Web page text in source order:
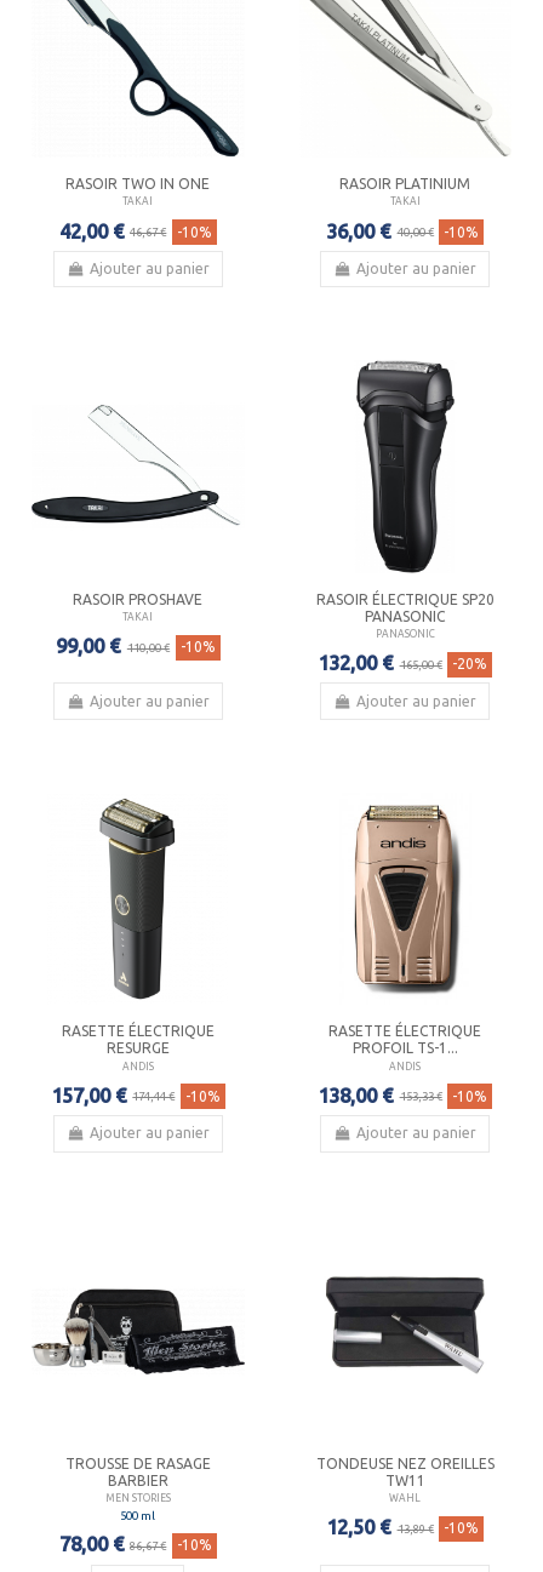
RASOIR TWO IN ONE
TAKAI
42,00 € 46,67 € -10%
Ajouter au panier
RASOIR PLATINIUM
TAKAI
36,00 € 40,00 € -10%
Ajouter au panier
RASOIR PROSHAVE
TAKAI
99,00 € 110,00 € -10%
Ajouter au panier
RASOIR ÉLECTRIQUE SP20
PANASONIC
PANASONIC
132,00 € 165,00 € -20%
Ajouter au panier
RASETTE ÉLECTRIQUE
RESURGE
ANDIS
157,00 € 174,44 € -10%
Ajouter au panier
RASETTE ÉLECTRIQUE
PROFOIL TS-1...
ANDIS
138,00 € 153,33 € -10%
Ajouter au panier
TROUSSE DE RASAGE
BARBIER
MEN STORIES
500 ml
78,00 € 86,67 € -10%
TONDEUSE NEZ OREILLES
TW11
WAHL
12,50 € 13,89 € -10%